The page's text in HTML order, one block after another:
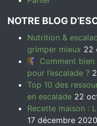
NOTRE BLOG
Nutrition &
grimper mieux 22
🧗‍♀️ Comment
pour l’escalade ?
Top 10 des
en escalade 22
Recette maison :
17 décembre 2020